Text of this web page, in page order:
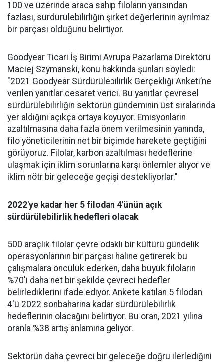
100 ve üzerinde araca sahip filoların yarısından
fazlası, sürdürülebilirliğin şirket değerlerinin ayrılmaz
bir parçası olduğunu belirtiyor.
Goodyear Ticari İş Birimi Avrupa Pazarlama Direktörü
Maciej Szymanski, konu hakkında şunları söyledi:
"2021 Goodyear Sürdürülebilirlik Gerçekliği Anketi’ne
verilen yanıtlar cesaret verici. Bu yanıtlar çevresel
sürdürülebilirliğin sektörün gündeminin üst sıralarında
yer aldığını açıkça ortaya koyuyor. Emisyonların
azaltılmasına daha fazla önem verilmesinin yanında,
filo yöneticilerinin net bir biçimde harekete geçtiğini
görüyoruz. Filolar, karbon azaltılması hedeflerine
ulaşmak için iklim sorunlarına karşı önlemler alıyor ve
iklim nötr bir geleceğe geçişi destekliyorlar."
2022'ye kadar her 5 filodan 4'ünün açık
sürdürülebilirlik hedefleri olacak
500 araçlık filolar çevre odaklı bir kültürü gündelik
operasyonlarının bir parçası haline getirerek bu
çalışmalara öncülük ederken, daha büyük filoların
%70'i daha net bir şekilde çevreci hedefler
belirlediklerini ifade ediyor. Ankete katılan 5 filodan
4'ü 2022 sonbaharına kadar sürdürülebilirlik
hedeflerinin olacağını belirtiyor. Bu oran, 2021 yılına
oranla %38 artış anlamına geliyor.
Sektörün daha çevreci bir geleceğe doğru ilerlediğini